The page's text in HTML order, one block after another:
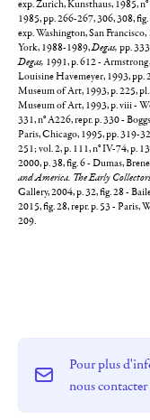
exp. Zurich, Kunsthaus, 1985,
1985, pp. 266-267, 306, 308,
exp. Washington, San
York, 1988-1989,Degas, pp.
Degas, 1991, p. 612 -
Louisine Havemeyer, 1993,
Museum of Art, 1993, p. 225,
Museum of Art, 1993, p. viii -
331, n° A226, repr. p. 330 -
Paris, Chicago, 1995, pp. 319-
251; vol. 2, p. 111, n° IV-74, p.
2000, p. 38, fig. 6 - Dumas,
and America. The Early Collectors
Gallery, 2004, p. 32, fig. 28 -
2015, fig. 28, repr. p. 53 - Paris,
209.
Pour plus
nous contacter